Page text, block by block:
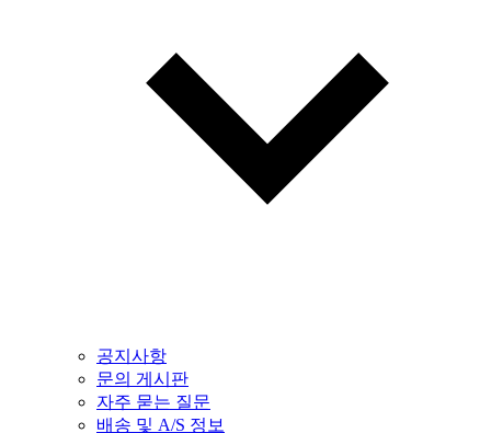
공지사항
문의 게시판
자주 묻는 질문
배송 및 A/S 정보